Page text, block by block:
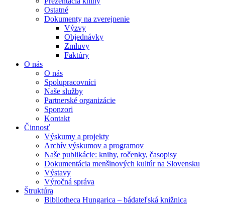
Ostatné
Dokumenty na zverejnenie
Výzvy
Objednávky
Zmluvy
Faktúry
O nás
O nás
Spolupracovníci
Naše služby
Partnerské organizácie
Sponzori
Kontakt
Činnosť
Výskumy a projekty
Archív výskumov a programov
Naše publikácie: knihy, ročenky, časopisy
Dokumentácia menšinových kultúr na Slovensku
Výstavy
Výročná správa
Štruktúra
Bibliotheca Hungarica – bádateľská knižnica